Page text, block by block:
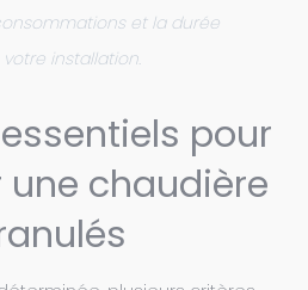
et la durée
installation.
pour
chaudière